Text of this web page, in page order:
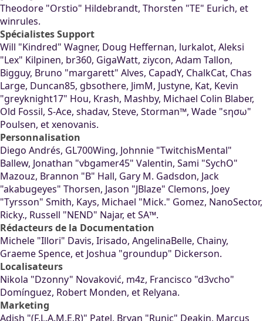
Theodore "Orstio" Hildebrandt, Thorsten "TE" Eurich, et
winrules.
Spécialistes Support
Will "Kindred" Wagner, Doug Heffernan, lurkalot, Aleksi
"Lex" Kilpinen, br360, GigaWatt, ziycon, Adam Tallon,
Bigguy, Bruno "margarett" Alves, CapadY, ChalkCat, Chas
Large, Duncan85, gbsothere, JimM, Justyne, Kat, Kevin
"greyknight17" Hou, Krash, Mashby, Michael Colin Blaber,
Old Fossil, S-Ace, shadav, Steve, Storman™, Wade "sησω"
Poulsen, et xenovanis.
Personnalisation
Diego Andrés, GL700Wing, Johnnie "TwitchisMental"
Ballew, Jonathan "vbgamer45" Valentin, Sami "SychO"
Mazouz, Brannon "B" Hall, Gary M. Gadsdon, Jack
"akabugeyes" Thorsen, Jason "JBlaze" Clemons, Joey
"Tyrsson" Smith, Kays, Michael "Mick." Gomez, NanoSector,
Ricky., Russell "NEND" Najar, et SA™.
Rédacteurs de la Documentation
Michele "Illori" Davis, Irisado, AngelinaBelle, Chainy,
Graeme Spence, et Joshua "groundup" Dickerson.
Localisateurs
Nikola "Dzonny" Novaković, m4z, Francisco "d3vcho"
Domínguez, Robert Monden, et Relyana.
Marketing
Adish "(F.L.A.M.E.R)" Patel, Bryan "Runic" Deakin, Marcus